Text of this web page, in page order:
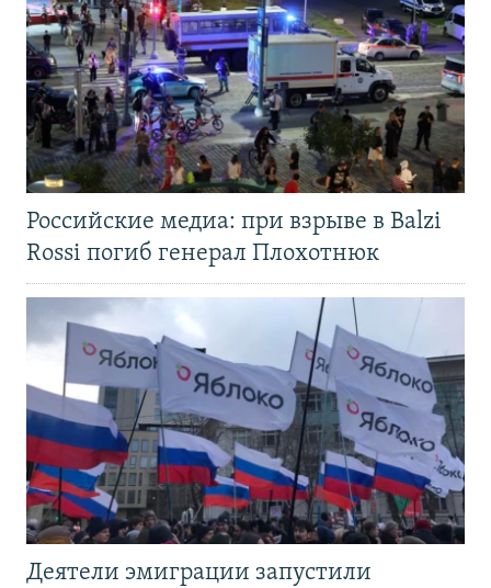
Российские медиа: при взрыве в Balzi
Rossi погиб генерал Плохотнюк
Деятели эмиграции запустили